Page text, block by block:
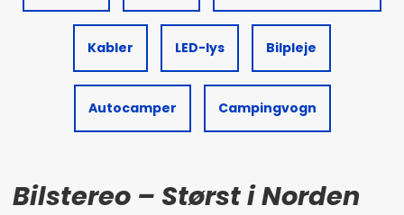
Kabler LED-lys Bilpleje
Autocamper Campingvogn
Bilstereo – Størst i Norden